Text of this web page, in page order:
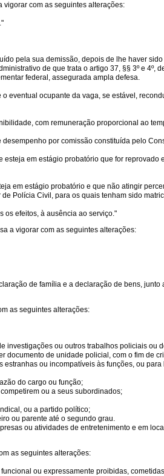
vigorar com as seguintes alterações:
pela sua demissão, depois de lhe haver
de que trata o artigo 37, §§ 3º e 4º,
federal, assegurada ampla defesa.
ocupante da vaga, se estável,
com remuneração proporcional ao
por comissão constituída pelo
em estágio probatório que for
em estágio probatório e que não atingir
Polícia Civil, para os quais tenham sido
os efeitos, à ausência ao serviço."
a vigorar com as seguintes alterações:
de família e a declaração de bens,
as seguintes alterações:
investigações ou outros trabalhos policiais ou
documento de unidade policial, com o fim de
ou incompatíveis às funções, ou
do cargo ou função;
ou a seus subordinados;
ou a partido político;
ou parente até o segundo grau.
ou atividades de entretenimento e em
as seguintes alterações:
ou expressamente proibidas,